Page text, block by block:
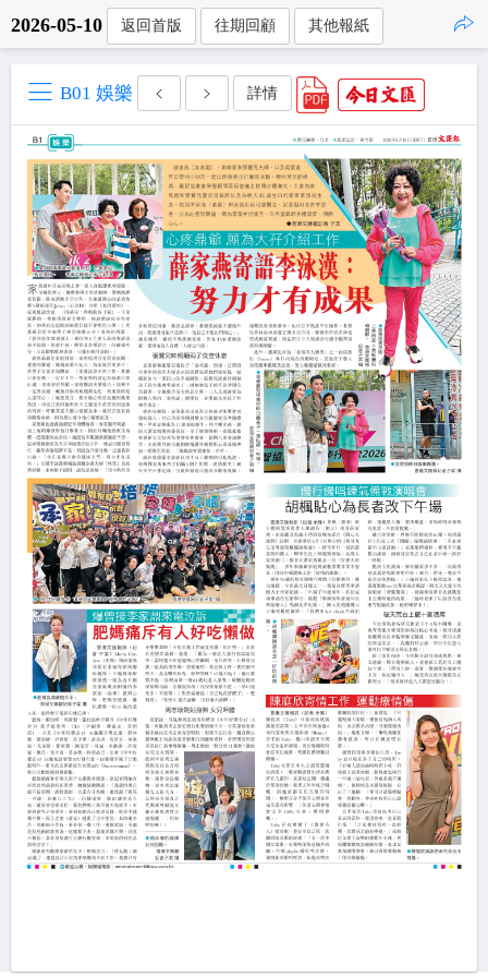
2026-05-10 返回首版 往期回顧 其他報紙
B01 娛樂 詳情